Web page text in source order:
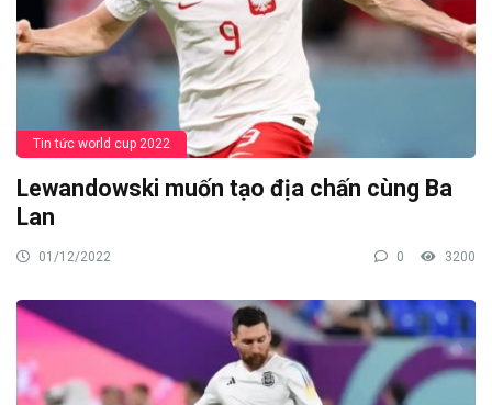
Tin tức world cup 2022
Lewandowski muốn tạo địa chấn cùng Ba
Lan
01/12/2022 0 3200